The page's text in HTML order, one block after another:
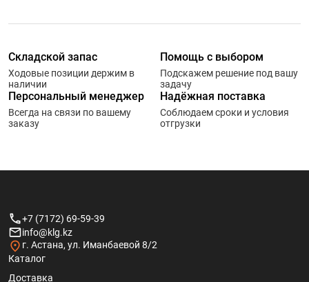
Складской запас
Ходовые позиции держим в
наличии
Помощь с выбором
Подскажем решение под вашу
задачу
Персональный менеджер
Всегда на связи по вашему
заказу
Надёжная поставка
Соблюдаем сроки и условия
отгрузки
+7 (7172) 69-59-39
info@klg.kz
г. Астана, ул. Иманбаевой 8/2
Каталог
Доставка